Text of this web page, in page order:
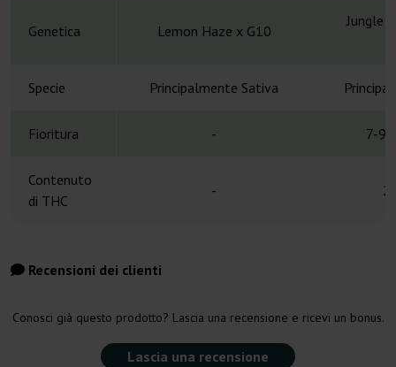
Genetica Lemon Haze x G10
Jungle
Specie Principalmente Sativa
Fioritura - 7-9
Contenuto
di THC
-
Recensioni dei clienti
Conosci già questo prodotto? Lascia una recensione e ricevi un bonus.
Lascia una recensione